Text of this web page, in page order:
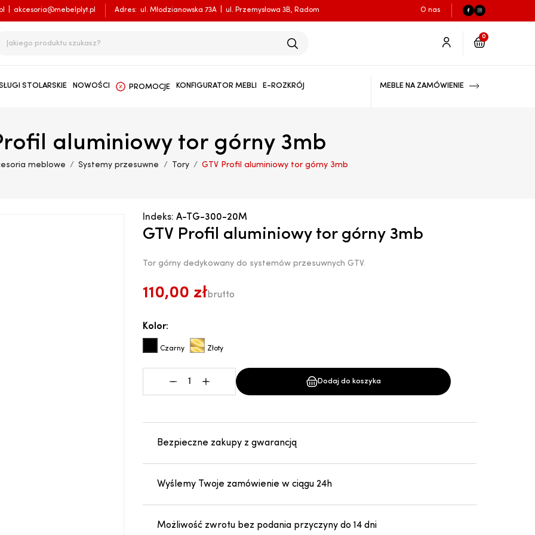
akcesoria@mebelplyt.pl Adres: ul. Młodzianowska 73A ul. Przemysłowa 3B, Radom O nas
0
STOLARSKIE NOWOŚCI PROMOCJE KONFIGURATOR MEBLI E-ROZKRÓJ MEBLE NA ZAMÓWIENIE
aluminiowy tor górny 3mb
meblowe Systemy przesuwne Tory GTV Profil aluminiowy tor górny 3mb
Indeks: A-TG-300-20M
GTV Profil aluminiowy tor górny 3mb
Tor górny dedykowany do systemów przesuwnych GTV.
110,00 złbrutto
Kolor:
Czarny Złoty
- + Dodaj do koszyka
Bezpieczne zakupy z gwarancją
Wyślemy Twoje zamówienie w ciągu 24h
Możliwość zwrotu bez podania przyczyny do 14 dni